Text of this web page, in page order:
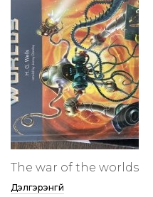
The war of the worlds
Дэлгэрэнгүй